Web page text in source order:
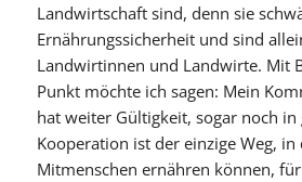
Landwirtschaft sind, denn sie
Ernährungssicherheit und sind
Landwirtinnen und Landwirte. Mit
Punkt möchte ich sagen: Mein
hat weiter Gültigkeit, sogar noch in
Kooperation ist der einzige Weg,
Mitmenschen ernähren können,